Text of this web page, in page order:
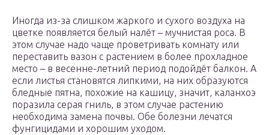
Иногда из-за слишком жаркого и сухого воздуха на
цветке появляется белый налёт – мучнистая роса. В
этом случае надо чаще проветривать комнату или
переставить вазон с растением в более прохладное
место – в весенне-летний период подойдёт балкон. А
если листья становятся липкими, на них образуются
бледные пятна, похожие на кашицу, значит, каланхоэ
поразила серая гниль, в этом случае растению
необходима замена почвы. Обе болезни лечатся
фунгицидами и хорошим уходом.